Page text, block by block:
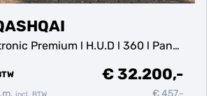
Premium l H.U.D l 360 l Pano
€ 32.200,-
incl. BTW € 457,-